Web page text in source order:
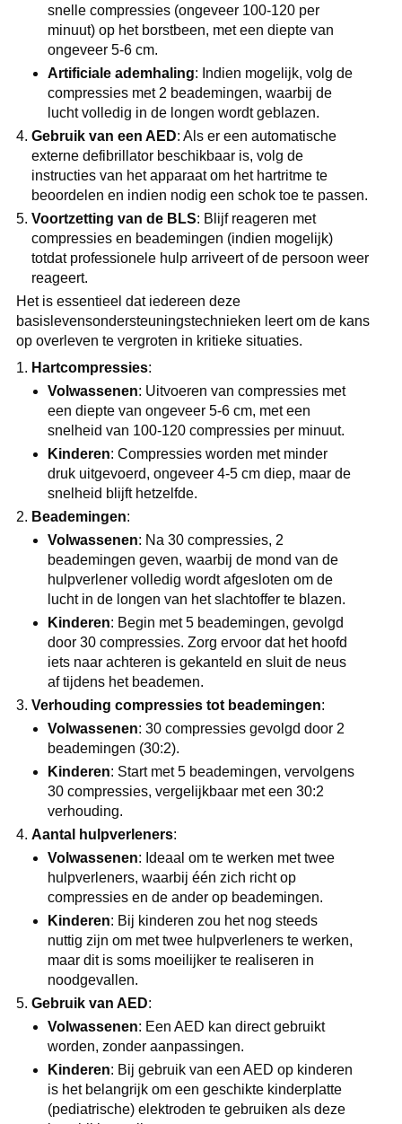
snelle compressies (ongeveer 100-120 per
minuut) op het borstbeen, met een diepte van
ongeveer 5-6 cm.
Artificiale ademhaling: Indien mogelijk, volg de
compressies met 2 beademingen, waarbij de
lucht volledig in de longen wordt geblazen.
Gebruik van een AED: Als er een automatische
externe defibrillator beschikbaar is, volg de
instructies van het apparaat om het hartritme te
beoordelen en indien nodig een schok toe te passen.
Voortzetting van de BLS: Blijf reageren met
compressies en beademingen (indien mogelijk)
totdat professionele hulp arriveert of de persoon weer
reageert.
Het is essentieel dat iedereen deze
basislevensondersteuningstechnieken leert om de kans
op overleven te vergroten in kritieke situaties.
Hartcompressies:
Volwassenen: Uitvoeren van compressies met
een diepte van ongeveer 5-6 cm, met een
snelheid van 100-120 compressies per minuut.
Kinderen: Compressies worden met minder
druk uitgevoerd, ongeveer 4-5 cm diep, maar de
snelheid blijft hetzelfde.
Beademingen:
Volwassenen: Na 30 compressies, 2
beademingen geven, waarbij de mond van de
hulpverlener volledig wordt afgesloten om de
lucht in de longen van het slachtoffer te blazen.
Kinderen: Begin met 5 beademingen, gevolgd
door 30 compressies. Zorg ervoor dat het hoofd
iets naar achteren is gekanteld en sluit de neus
af tijdens het beademen.
Verhouding compressies tot beademingen:
Volwassenen: 30 compressies gevolgd door 2
beademingen (30:2).
Kinderen: Start met 5 beademingen, vervolgens
30 compressies, vergelijkbaar met een 30:2
verhouding.
Aantal hulpverleners:
Volwassenen: Ideaal om te werken met twee
hulpverleners, waarbij één zich richt op
compressies en de ander op beademingen.
Kinderen: Bij kinderen zou het nog steeds
nuttig zijn om met twee hulpverleners te werken,
maar dit is soms moeilijker te realiseren in
noodgevallen.
Gebruik van AED:
Volwassenen: Een AED kan direct gebruikt
worden, zonder aanpassingen.
Kinderen: Bij gebruik van een AED op kinderen
is het belangrijk om een geschikte kinderplatte
(pediatrische) elektroden te gebruiken als deze